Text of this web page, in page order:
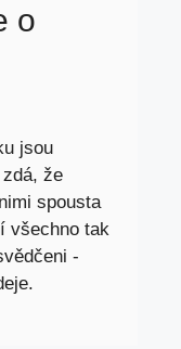
o
jsou
že
spousta
všechno tak
-